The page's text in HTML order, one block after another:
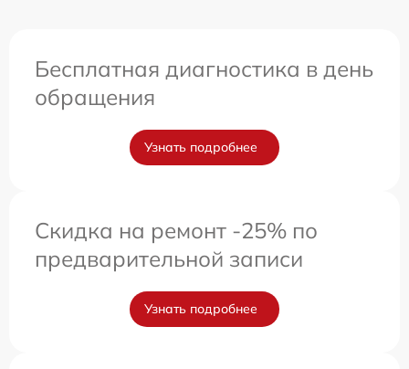
Бесплатная диагностика в день
обращения
Узнать подробнее
Скидка на ремонт -25% по
предварительной записи
Узнать подробнее